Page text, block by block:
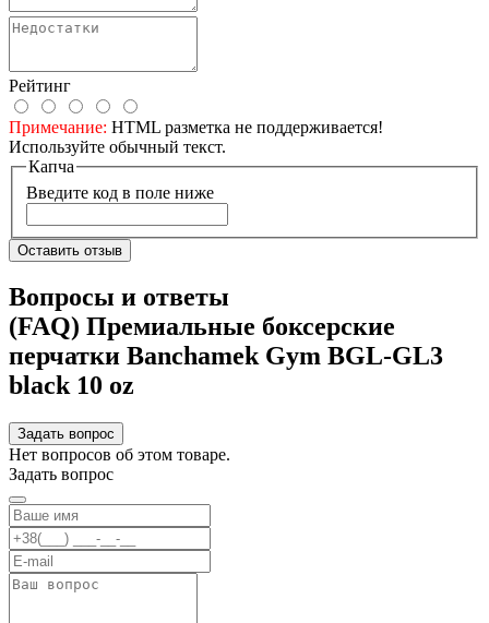
Рейтинг
Примечание: HTML разметка не поддерживается!
Используйте обычный текст.
Капча
Введите код в поле ниже
Оставить отзыв
Вопросы и ответы
(FAQ) Премиальные боксерские
перчатки Banchamek Gym BGL-GL3
black 10 oz
Задать вопрос
Нет вопросов об этом товаре.
Задать вопрос